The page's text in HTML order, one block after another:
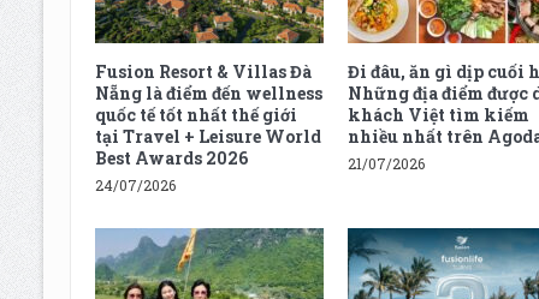
Fusion Resort & Villas Đà
Nẵng là điểm đến wellness
quốc tế tốt nhất thế giới
tại Travel + Leisure World
Best Awards 2026
24/07/2026
Đi đâu, ăn gì dịp cuối
Những địa điểm được
khách Việt tìm kiếm
nhiều nhất trên
21/07/2026